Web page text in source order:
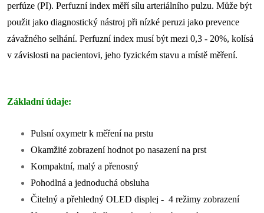
perfúze (PI). Perfuzní index měří sílu arteriálního pulzu. Může být
použit jako diagnostický nástroj při nízké peruzi jako prevence
závažného selhání. Perfuzní index musí být mezi 0,3 - 20%, kolísá
v závislosti na pacientovi, jeho fyzickém stavu a místě měření.
Základní údaje:
Pulsní oxymetr k měření na prstu
Okamžité zobrazení hodnot po nasazení na prst
Kompaktní, malý a přenosný
Pohodlná a jednoduchá obsluha
Čitelný a přehledný OLED displej - 4 režimy zobrazení